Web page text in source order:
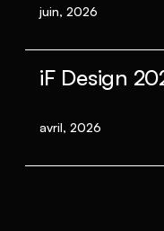
juin, 2026
iF Design
avril, 2026